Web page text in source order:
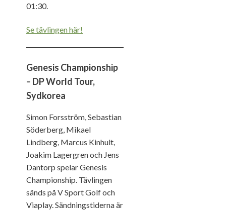
01:30.
Se tävlingen här!
Genesis Championship
– DP World Tour,
Sydkorea
Simon Forsström, Sebastian
Söderberg, Mikael
Lindberg, Marcus Kinhult,
Joakim Lagergren och Jens
Dantorp spelar Genesis
Championship. Tävlingen
sänds på V Sport Golf och
Viaplay. Sändningstiderna är